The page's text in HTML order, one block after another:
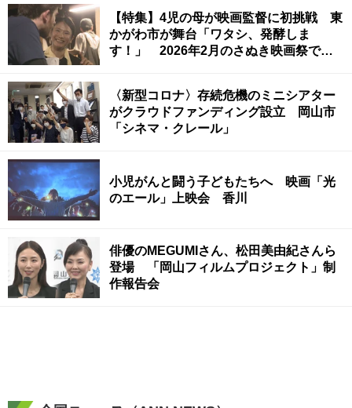
【特集】4児の母が映画監督に初挑戦 東
かがわ市が舞台「ワタシ、発酵しま
す！」 2026年2月のさぬき映画祭で上
〈新型コロナ〉存続危機のミニシアター
がクラウドファンディング設立 岡山市
「シネマ・クレール」
小児がんと闘う子どもたちへ 映画「光
のエール」上映会 香川
俳優のMEGUMIさん、松田美由紀さんら
登場 「岡山フィルムプロジェクト」制
作報告会